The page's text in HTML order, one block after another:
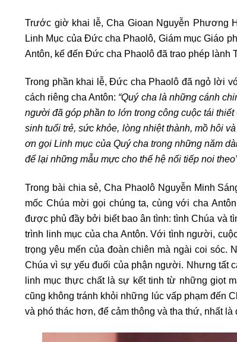
Trước giờ khai lễ, Cha Gioan Nguyễn Phương
Linh Mục của Đức cha Phaolô, Giám mục Giáo
Antôn, kế đến Đức cha Phaolô đã trao phép lành
Trong phần khai lễ, Đức cha Phaolô đã ngỏ lời
cách riêng cha Antôn: “Quý cha là những cánh
người đã góp phần to lớn trong công cuộc tái
sinh tuổi trẻ, sức khỏe, lòng nhiệt thành, mồ hôi
ơn gọi Linh mục của Quý cha trong những năm
để lại những mẫu mực cho thế hệ nối tiếp noi theo
Trong bài chia sẻ, Cha Phaolô Nguyễn Minh
mốc Chúa mời gọi chúng ta, cùng với cha
được phủ đầy bởi biết bao ân tình: tình Chúa và
trình linh mục của cha Antôn. Với tình người,
trọng yêu mến của đoàn chiên mà ngài coi sóc.
Chúa vì sự yếu đuối của phận người. Nhưng tất
linh mục thực chất là sự kết tinh từ những giọt
cũng không tránh khỏi những lúc vấp phạm đến
và phó thác hơn, để cảm thông và tha thứ, nhất